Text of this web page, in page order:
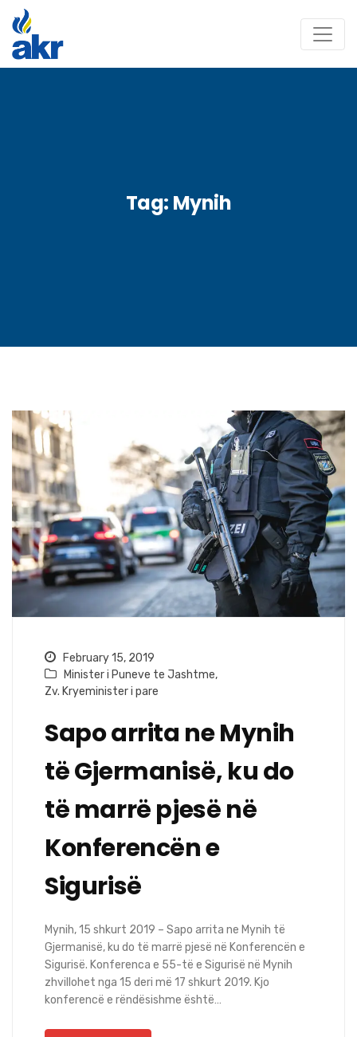
Tag: Mynih
February 15, 2019
Minister i Puneve te Jashtme,
Zv. Kryeminister i pare
Sapo arrita ne Mynih
të Gjermanisë, ku do
të marrë pjesë në
Konferencën e
Sigurisë
Mynih, 15 shkurt 2019 – Sapo arrita ne Mynih të
Gjermanisë, ku do të marrë pjesë në Konferencën e
Sigurisë. Konferenca e 55-të e Sigurisë në Mynih
zhvillohet nga 15 deri më 17 shkurt 2019. Kjo
konferencë e rëndësishme është…